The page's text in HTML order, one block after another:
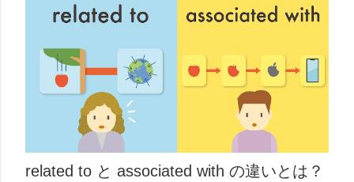
related to と associated with の違いとは？